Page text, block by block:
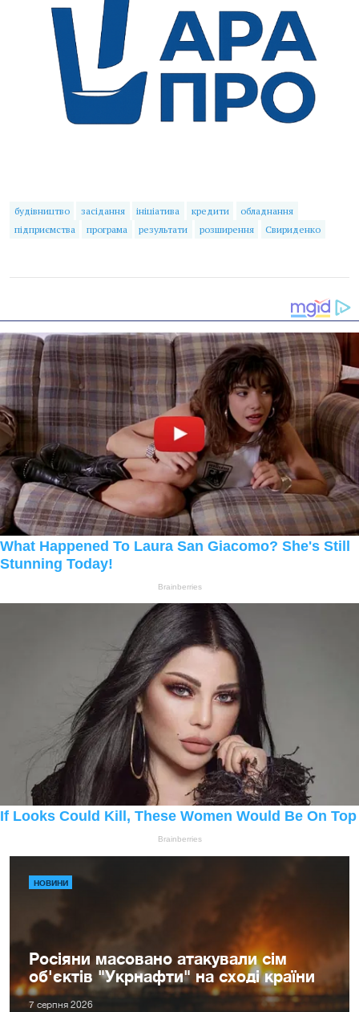
будівництво засідання ініціатива кредити
обладнання
підприємства
програма результати розширення Свириденко
НОВИНИ
Росіяни масовано атакували сім
об'єктів "Укрнафти" на сході країни
7 серпня 2026